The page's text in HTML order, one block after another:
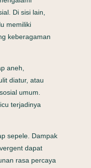
Di sisi lain,
memiliki
keberagaman
aneh,
diatur, atau
umum.
terjadinya
sepele. Dampak
dapat
rasa percaya